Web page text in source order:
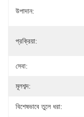
উপাদান:
প্রক্রিয়া:
সেবা:
মূলশব্দ:
বিশেষভাবে তুলে ধরা: